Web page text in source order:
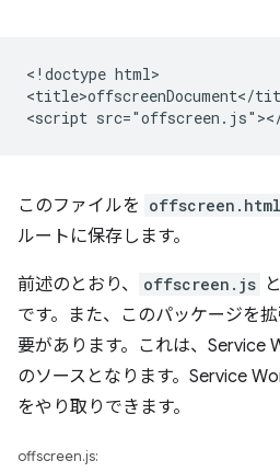
<!doctype html>
<title>offscreenDocument</
このファイルを offscreen.html
ルートに保存します。
前述のとおり、 offscreen.js
です。また、このパッケージを
要があります。これは、Service
のソースとなります。Service
をやり取りできます。
offscreen.js: